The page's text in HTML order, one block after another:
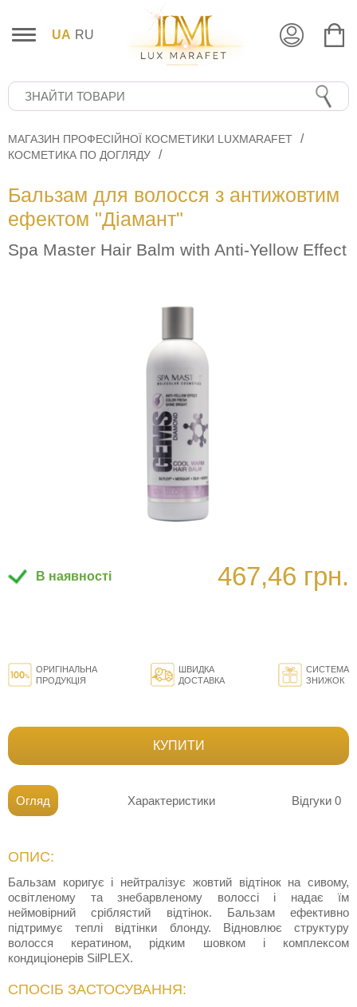
UA RU
МАГАЗИН ПРОФЕСІЙНОЇ КОСМЕТИКИ LUXMARAFET
КОСМЕТИКА ПО ДОГЛЯДУ
Бальзам для волосся з антижовтим
ефектом "Діамант"
Spa Master Hair Balm with Anti-Yellow Effect
В наявності 467,46 грн.
ОРИГІНАЛЬНА
ПРОДУКЦІЯ
ШВИДКА
ДОСТАВКА
СИСТЕМА
ЗНИЖОК
КУПИТИ
Огляд Характеристики Відгуки 0
ОПИС:
Бальзам коригує і нейтралізує жовтий відтінок на сивому,
освітленому та знебарвленому волоссі і надає їм
неймовірний сріблястий відтінок. Бальзам ефективно
підтримує теплі відтінки блонду. Відновлює структуру
волосся кератином, рідким шовком і комплексом
кондиціонерів SilPLEX.
СПОСІБ ЗАСТОСУВАННЯ: